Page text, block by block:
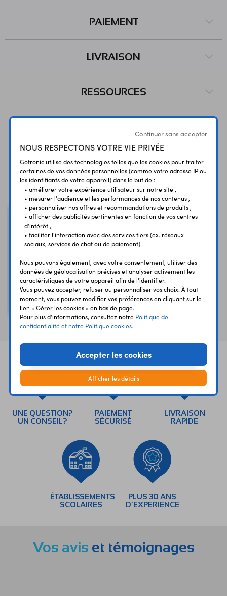
PAIEMENT
LIVRAISON
RESSOURCES
Vous avez déja consulté
Détecteur de fumé Wi-Fi
UNE QUESTION?
UN CONSEIL?
PAIEMENT
SÉCURISÉ
LIVRAISON
RAPIDE
ÉTABLISSEMENTS
SCOLAIRES
PLUS 30 ANS
D’EXPERIENCE
Vos avis et témoignages
Continuer sans accepter
NOUS RESPECTONS VOTRE VIE PRIVÉE
Gotronic utilise des technologies telles que les cookies pour traiter
certaines de vos données personnelles (comme votre adresse IP ou
les identifiants de votre appareil) dans le but de :
• améliorer votre expérience utilisateur sur notre site ,
• mesurer l'audience et les performances de nos contenus ,
• personnaliser nos offres et recommandations de produits ,
• afficher des publicités pertinentes en fonction de vos centres
d'intérêt ,
• faciliter l'interaction avec des services tiers (ex. réseaux
sociaux, services de chat ou de paiement).
Nous pouvons également, avec votre consentement, utiliser des
données de géolocalisation précises et analyser activement les
caractéristiques de votre appareil afin de l'identifier.
Vous pouvez accepter, refuser ou personnaliser vos choix. À tout
moment, vous pouvez modifier vos préférences en cliquant sur le
lien « Gérer les cookies » en bas de page.
Pour plus d'informations, consultez notre Politique de
confidentialité et notre Politique cookies.
Accepter les cookies
Afficher les détails